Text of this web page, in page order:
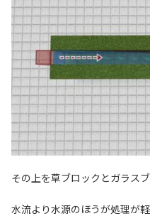
その上を草ブロックとガラス
水流より水源のほうが処理が